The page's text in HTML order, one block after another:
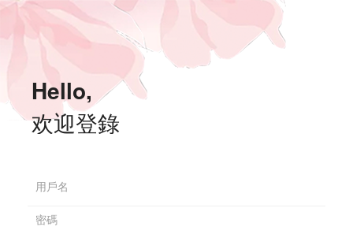
Hello,
欢迎登錄
用戶名
密碼